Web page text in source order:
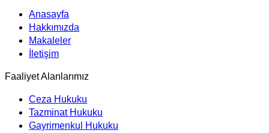
Anasayfa
Hakkımızda
Makaleler
İletişim
Faaliyet Alanlarımız
Ceza Hukuku
Tazminat Hukuku
Gayrimenkul Hukuku